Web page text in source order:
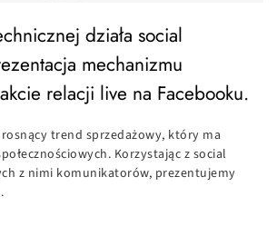
działa social
mechanizmu
relacji live na Facebooku.
trend sprzedażowy, który ma
Korzystając z social
z nimi komunikatorów, prezentujemy